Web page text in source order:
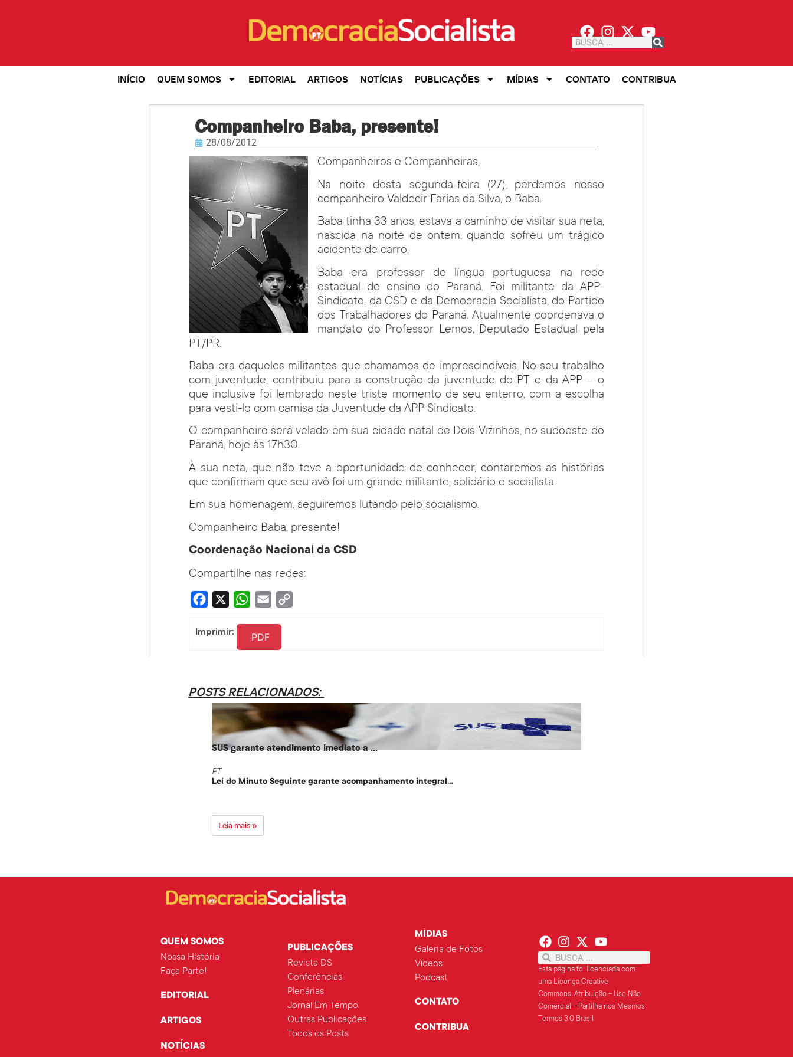
INÍCIO QUEM SOMOS EDITORIAL ARTIGOS NOTÍCIAS PUBLICAÇÕES MÍDIAS CONTATO CONTRIBUA
Companheiro Baba, presente!
28/08/2012
Companheiros e Companheiras,
Na noite desta segunda-feira (27), perdemos nosso
companheiro Valdecir Farias da Silva, o Baba.
Baba tinha 33 anos, estava a caminho de visitar sua neta,
nascida na noite de ontem, quando sofreu um trágico
acidente de carro.
Baba era professor de língua portuguesa na rede
estadual de ensino do Paraná. Foi militante da APP-
Sindicato, da CSD e da Democracia Socialista, do Partido
dos Trabalhadores do Paraná. Atualmente coordenava o
mandato do Professor Lemos, Deputado Estadual pela
PT/PR.
Baba era daqueles militantes que chamamos de imprescindíveis. No seu trabalho
com juventude, contribuiu para a construção da juventude do PT e da APP – o
que inclusive foi lembrado neste triste momento de seu enterro, com a escolha
para vesti-lo com camisa da Juventude da APP Sindicato.
O companheiro será velado em sua cidade natal de Dois Vizinhos, no sudoeste do
Paraná, hoje às 17h30.
À sua neta, que não teve a oportunidade de conhecer, contaremos as histórias
que confirmam que seu avô foi um grande militante, solidário e socialista.
Em sua homenagem, seguiremos lutando pelo socialismo.
Companheiro Baba, presente!
Coordenação Nacional da CSD
Compartilhe nas redes:
Facebook WhatsApp
Email
Imprimir: PDF
POSTS RELACIONADOS:
SUS garante atendimento imediato a ...
PT
Lei do Minuto Seguinte garante acompanhamento integral...
Leia mais »
QUEM SOMOS
Nossa História
Faça Parte!
EDITORIAL
ARTIGOS
NOTÍCIAS
PUBLICAÇÕES
Revista DS
Conferências
Plenárias
Jornal Em Tempo
Outras Publicações
Todos os Posts
MÍDIAS
Galeria de Fotos
Vídeos
Podcast
CONTATO
CONTRIBUA
Esta página foi licenciada com
uma Licença Creative
Commons. Atribuição – Uso Não
Comercial – Partilha nos Mesmos
Termos 3.0 Brasil